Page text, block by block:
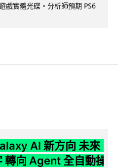
戲實體光碟。分析師預期 PS6
AI 新方向 未來
轉向 Agent 全自動操